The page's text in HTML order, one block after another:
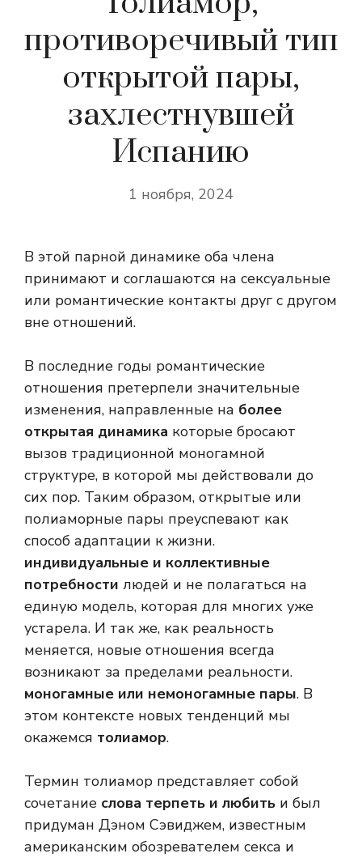
противоречивый тип
открытой пары,
захлестнувшей
Испанию
1 ноября, 2024
В этой парной динамике оба члена
принимают и соглашаются на сексуальные
или романтические контакты друг с другом
вне отношений.
В последние годы романтические
отношения претерпели значительные
изменения, направленные на более
открытая динамика которые бросают
вызов традиционной моногамной
структуре, в которой мы действовали до
сих пор. Таким образом, открытые или
полиаморные пары преуспевают как
способ адаптации к жизни.
индивидуальные и коллективные
потребности людей и не полагаться на
единую модель, которая для многих уже
устарела. И так же, как реальность
меняется, новые отношения всегда
возникают за пределами реальности.
моногамные или немоногамные пары. В
этом контексте новых тенденций мы
окажемся толиамор.
Термин толиамор представляет собой
сочетание слова терпеть и любить и был
придуман Дэном Сэвиджем, известным
американским обозревателем секса и